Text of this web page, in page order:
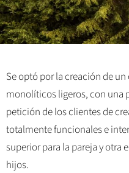
Se optó por la creación de
monolíticos ligeros, con una
petición de los clientes de
totalmente funcionales e
superior para la pareja y otra
hijos.